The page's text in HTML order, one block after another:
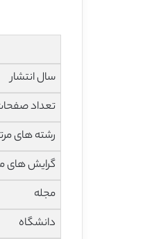
سال انتشار
تعداد
رشته های
گرایش های
مجله
دانشگاه